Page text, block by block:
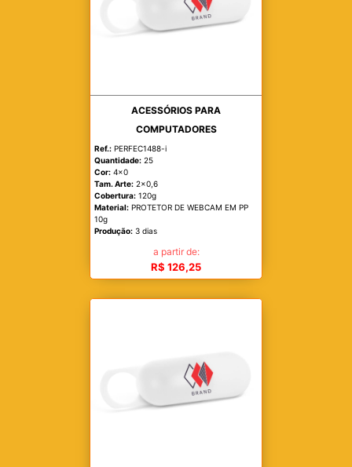
ACESSÓRIOS PARA
COMPUTADORES
Ref.: PERFEC1488-i
Quantidade: 25
Cor: 4x0
Tam. Arte: 2x0,6
Cobertura: 120g
Material: PROTETOR DE WEBCAM EM PP
10g
Produção: 3 dias
a partir de:
R$ 126,25